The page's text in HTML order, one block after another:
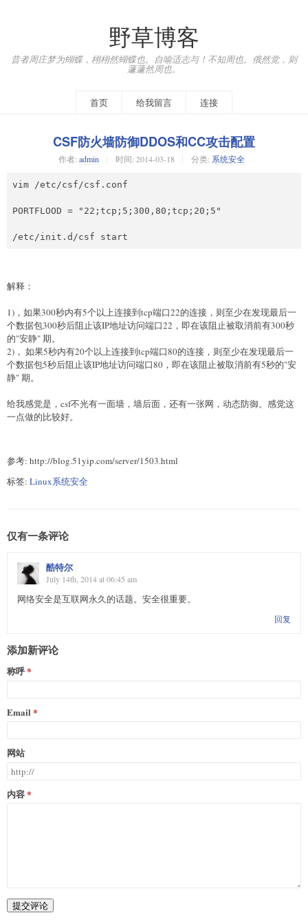
野草博客
昔者周庄梦为蝴蝶，栩栩然蝴蝶也。自喻适志与！不知周也。俄然觉，则
蘧蘧然周也。
首页 给我留言 连接
CSF防火墙防御DDOS和CC攻击配置
作者: admin 时间: 2014-03-18 分类: 系统安全
vim /etc/csf/csf.conf
PORTFLOOD = "22;tcp;5;300,80;tcp;20;5"
/etc/init.d/csf start
解释：
1)，如果300秒内有5个以上连接到tcp端口22的连接，则至少在发现最后一
个数据包300秒后阻止该IP地址访问端口22，即在该阻止被取消前有300秒
的"安静" 期。
2)， 如果5秒内有20个以上连接到tcp端口80的连接，则至少在发现最后一
个数据包5秒后阻止该IP地址访问端口80，即在该阻止被取消前有5秒的"安
静" 期。
给我感觉是，csf不光有一面墙，墙后面，还有一张网，动态防御。感觉这
一点做的比较好。
参考: http://blog.51yip.com/server/1503.html
标签: Linux系统安全
仅有一条评论
酷特尔
July 14th, 2014 at 06:45 am
网络安全是互联网永久的话题。安全很重要。
回复
添加新评论
称呼
Email
网站
内容
提交评论